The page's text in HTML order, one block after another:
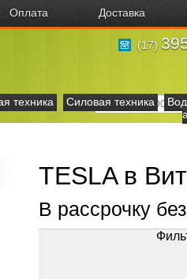
Оплата Доставка
(17)
техника Силовая техника
TESLA в
В рассрочку